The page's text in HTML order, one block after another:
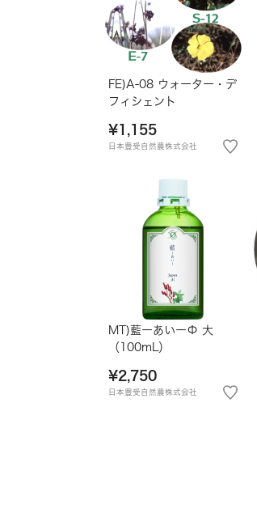
FE)A-08 ウォーター・デ
フィシェント
¥1,155
日本豊受自然農株式会社
MT)藍ーあいーΦ 大
（100mL）
¥2,750
日本豊受自然農株式会社